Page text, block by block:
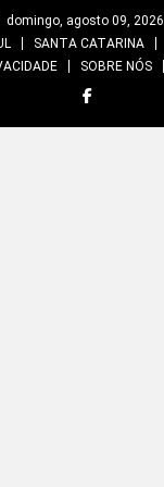
domingo, agosto 09, 2026
SANTA CATARINA
SOBRE NÓS